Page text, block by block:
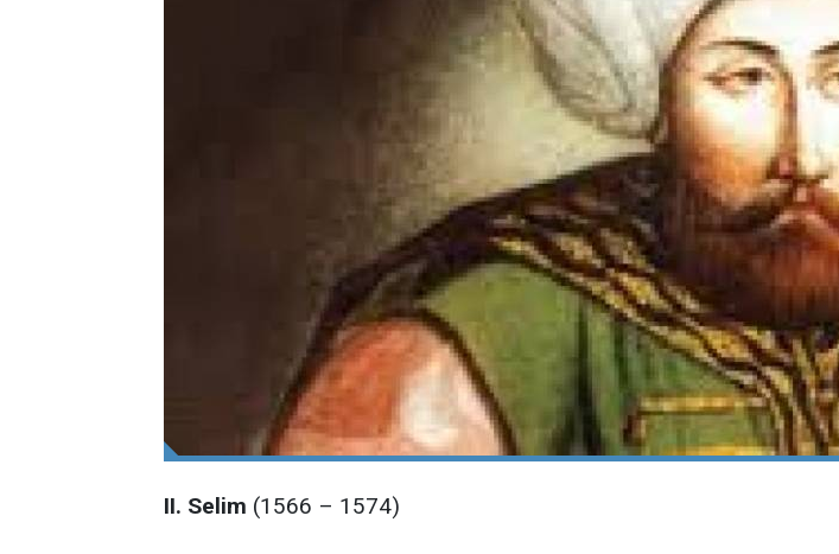
II. Selim (1566 – 1574)